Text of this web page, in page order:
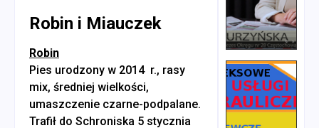
Robin i Miauczek
Robin
Pies urodzony w 2014 r., rasy
mix, średniej wielkości,
umaszczenie czarne-podpalane.
Trafił do Schroniska 5 stycznia